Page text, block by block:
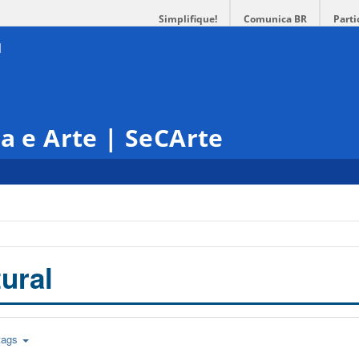
Simplifique! Comunica BR
e Arte | SeCArte